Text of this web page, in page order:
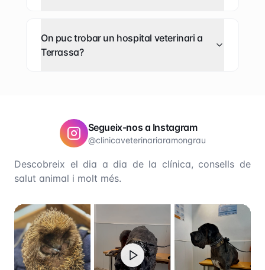
On puc trobar un hospital veterinari a
Terrassa?
Segueix-nos a Instagram
@clinicaveterinariaramongrau
Descobreix el dia a dia de la clínica, consells de
salut animal i molt més.